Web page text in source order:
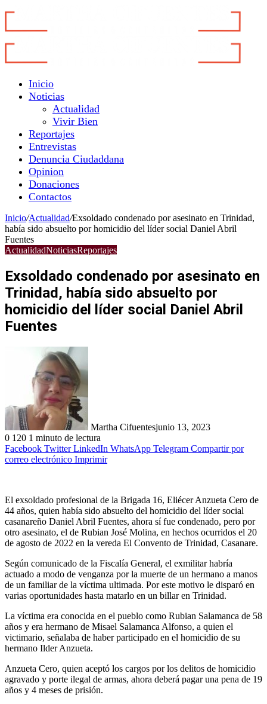
Inicio
Noticias
Actualidad
Vivir Bien
Reportajes
Entrevistas
Denuncia Ciudaddana
Opinion
Donaciones
Contactos
Inicio/Actualidad/Exsoldado condenado por asesinato en Trinidad,
había sido absuelto por homicidio del líder social Daniel Abril
Fuentes
ActualidadNoticiasReportajes
Exsoldado condenado por asesinato en
Trinidad, había sido absuelto por
homicidio del líder social Daniel Abril
Fuentes
Martha Cifuentesjunio 13, 2023
0 120 1 minuto de lectura
Facebook Twitter LinkedIn WhatsApp Telegram Compartir por
correo electrónico Imprimir
El exsoldado profesional de la Brigada 16, Eliécer Anzueta Cero de
44 años, quien había sido absuelto del homicidio del líder social
casanareño Daniel Abril Fuentes, ahora sí fue condenado, pero por
otro asesinato, el de Rubian José Molina, en hechos ocurridos el 20
de agosto de 2022 en la vereda El Convento de Trinidad, Casanare.
Según comunicado de la Fiscalía General, el exmilitar habría
actuado a modo de venganza por la muerte de un hermano a manos
de un familiar de la víctima ultimada. Por este motivo le disparó en
varias oportunidades hasta matarlo en un billar en Trinidad.
La víctima era conocida en el pueblo como Rubian Salamanca de 58
años y era hermano de Misael Salamanca Alfonso, a quien el
victimario, señalaba de haber participado en el homicidio de su
hermano Ilder Anzueta.
Anzueta Cero, quien aceptó los cargos por los delitos de homicidio
agravado y porte ilegal de armas, ahora deberá pagar una pena de 19
años y 4 meses de prisión.